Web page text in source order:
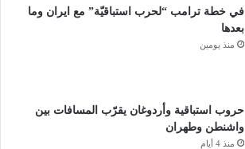
في خطة ترامب “لحرب استباقيّة” مع ايران وما
بعدها
منذ يومين
حروب استباقية وأردوغان يقرّب المسافات بين
واشنطن وطهران
منذ 4 أيام